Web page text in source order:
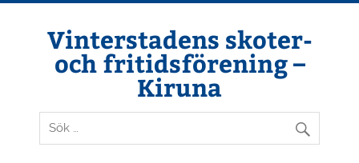
Hoppa
Vinterstadens skoter-
och fritidsförening –
Kiruna
Din ljuslykta i vintermörkret